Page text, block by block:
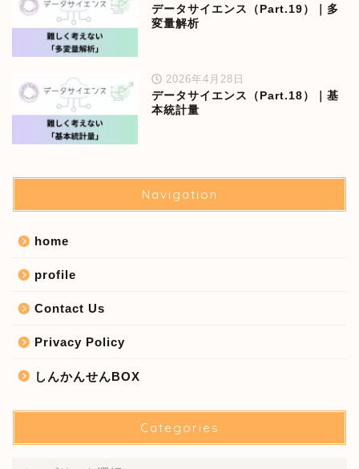
データサイエンス（Part.19）｜多
変量解析
2026年4月28日
データサイエンス（Part.18）｜基
本統計量
Navigation
home
profile
Contact Us
Privacy Policy
しんかんせんBOX
Categories